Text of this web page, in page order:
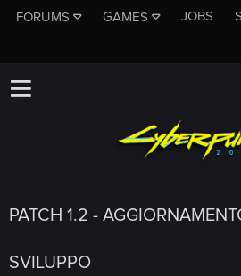
FORUMS GAMES JOBS
PATCH 1.2 -
SVILUPPO